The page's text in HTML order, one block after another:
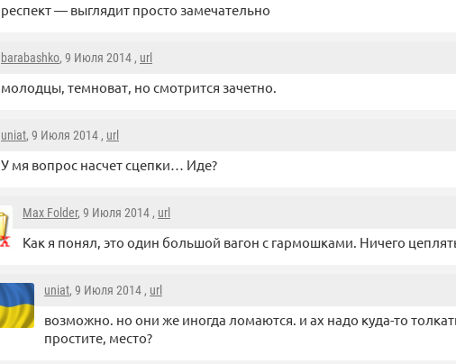
респект — выглядит просто замечательно
barabashko, 9 Июля 2014 , url
молодцы, темноват, но смотрится зачетно.
uniat, 9 Июля 2014 , url
У мя вопрос насчет сцепки… Иде?
Max Folder, 9 Июля 2014 , url
Как я понял, это один большой вагон с гармошками. Ничего
uniat, 9 Июля 2014 , url
возможно. но они же иногда ломаются. и ах надо куда-то
простите, место?